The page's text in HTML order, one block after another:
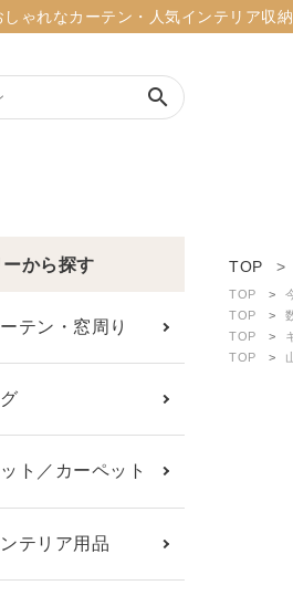
しゃれなカーテン・人気インテリア収
search
person 新規会員登録
から探す
テン・窓周り
ト／カーペット
テリア用品
TOP
TOP
TOP
TOP
TOP